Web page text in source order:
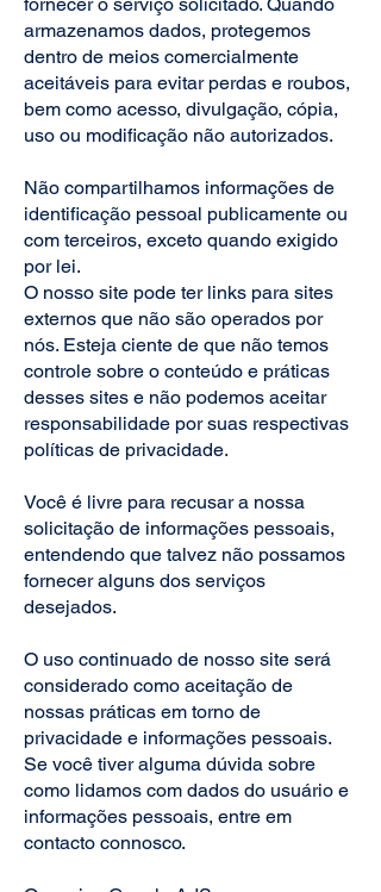
armazenamos dados, protegemos
dentro de meios comercialmente
aceitáveis ​​para evitar perdas e roubos,
bem como acesso, divulgação, cópia,
uso ou modificação não autorizados.
Não compartilhamos informações de
identificação pessoal publicamente ou
com terceiros, exceto quando exigido
por lei.
O nosso site pode ter links para sites
externos que não são operados por
nós. Esteja ciente de que não temos
controle sobre o conteúdo e práticas
desses sites e não podemos aceitar
responsabilidade por suas respectivas
políticas de privacidade.
Você é livre para recusar a nossa
solicitação de informações pessoais,
entendendo que talvez não possamos
fornecer alguns dos serviços
desejados.
O uso continuado de nosso site será
considerado como aceitação de
nossas práticas em torno de
privacidade e informações pessoais.
Se você tiver alguma dúvida sobre
como lidamos com dados do usuário e
informações pessoais, entre em
contacto connosco.